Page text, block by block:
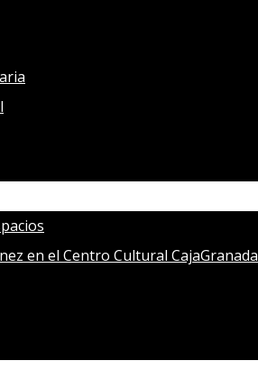
en el Centro Cultural CajaGranada